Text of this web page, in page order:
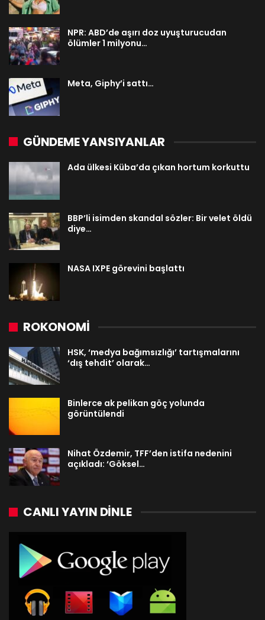
NPR: ABD’de aşırı doz uyuşturucudan
ölümler 1 milyonu…
Meta, Giphy’i sattı…
GÜNDEME YANSIYANLAR
Ada ülkesi Küba’da çıkan hortum korkuttu
BBP’li isimden skandal sözler: Bir velet öldü
diye…
NASA IXPE görevini başlattı
ROKONOMİ
HSK, ‘medya bağımsızlığı’ tartışmalarını
‘dış tehdit’ olarak…
Binlerce ak pelikan göç yolunda
görüntülendi
Nihat Özdemir, TFF’den istifa nedenini
açıkladı: ‘Göksel…
CANLI YAYIN DINLE